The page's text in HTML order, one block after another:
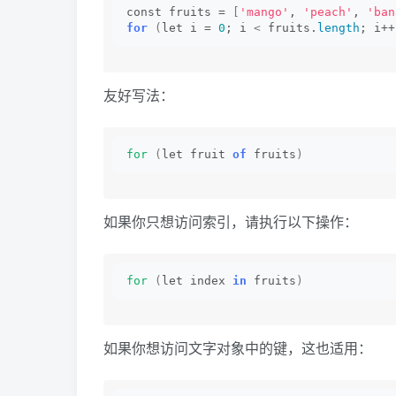
const fruits = [ 'mango' , 'peach' ,
for
( let i = 0 ; i < fruits. length ; i++
友好写法：
for ( let fruit of fruits )
如果你只想访问索引，请执行以下操作：
for ( let index in fruits )
如果你想访问文字对象中的键，这也适用：